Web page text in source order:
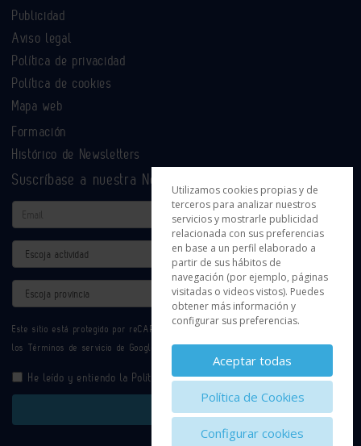
Publicidad
Aviso legal
Política de privacidad
Política de cookies
Mapa web
Formación
Histórico de Newsletters
Suscríbase a nuestra Newsletter
Email
Actividad
Provincia
Este sitio está protegido por reCAPTCHA y se aplican la
los Términos de servicio de Google.
He leído y entiendo la Política de Privacidad
Enviar
Utilizamos cookies propias y de
terceros para analizar nuestros
servicios y mostrarle publicidad
relacionada con sus preferencias
en base a un perfil elaborado a
partir de sus hábitos de
navegación (por ejemplo, páginas
visitadas o videos vistos). Puedes
obtener más información y
configurar sus preferencias.
Aceptar todas
Política de Cookies
Configurar cookies